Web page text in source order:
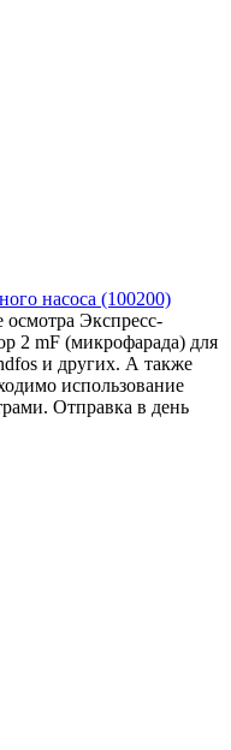
насоса (100200)
Экспресс-
2 mF (микрофарада) для
и других. А также
использование
Отправка в день